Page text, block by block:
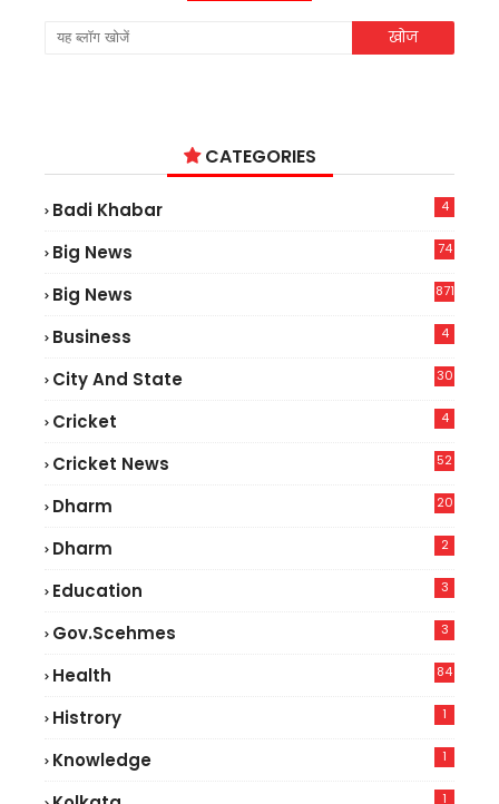
CATEGORIES
Badi Khabar 4
Big News
74
Big News 871
Business 4
City And State 30
Cricket 4
Cricket News
52
Dharm 20
Dharm 2
Education 3
Gov.scehmes 3
Health
84
Histrory 1
Knowledge 1
1